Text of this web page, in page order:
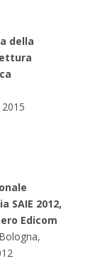
della
SAIE 2012,
Edicom
Bologna,